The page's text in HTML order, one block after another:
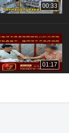
00:33
01:17